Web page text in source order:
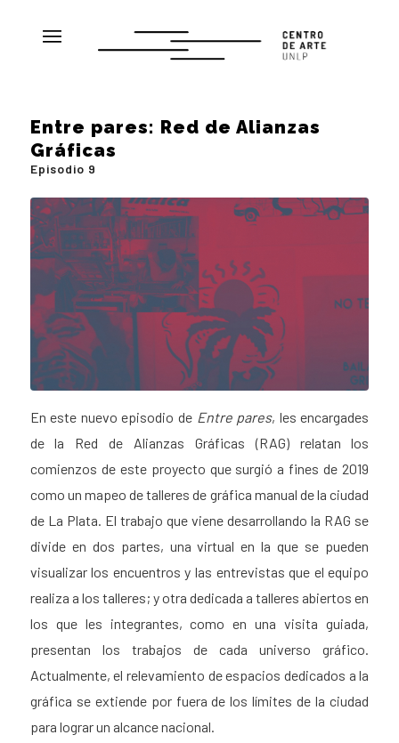
Entre pares: Red de Alianzas
Gráficas
Episodio 9
En este nuevo episodio de Entre pares, les encargades
de la Red de Alianzas Gráficas (RAG) relatan los
comienzos de este proyecto que surgió a fines de 2019
como un mapeo de talleres de gráfica manual de la ciudad
de La Plata. El trabajo que viene desarrollando la RAG se
divide en dos partes, una virtual en la que se pueden
visualizar los encuentros y las entrevistas que el equipo
realiza a los talleres; y otra dedicada a talleres abiertos en
los que les integrantes, como en una visita guiada,
presentan los trabajos de cada universo gráfico.
Actualmente, el relevamiento de espacios dedicados a la
gráfica se extiende por fuera de los límites de la ciudad
para lograr un alcance nacional.